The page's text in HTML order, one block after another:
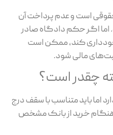
است و عدم پرداخت آن
حکم دادگاه صادر
کند، ممکن است
مالی شود.
باید متناسب با سقف درج
خرید از بانک مشخص